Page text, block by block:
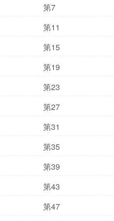
第7
第11
第15
第19
第23
第27
第31
第35
第39
第43
第47